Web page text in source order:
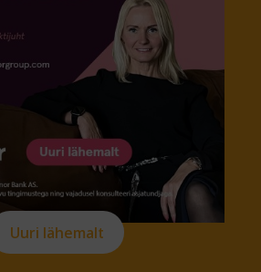
Uuri lähemalt